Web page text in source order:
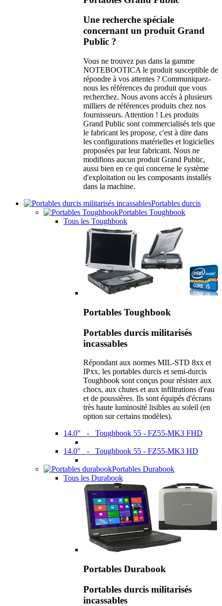
Une recherche spéciale
concernant un produit Grand
Public ?
Vous ne trouvez pas dans la gamme
NOTEBOOTICA le produit susceptible de
répondre à vos attentes ? Communiquez-
nous les références du produit que vous
recherchez. Nous avons accès à plusieurs
milliers de références produits chez nos
fournisseurs. Attention ! Les produits
Grand Public sont commercialisés tels que
le fabricant les propose, c'est à dire dans
les configurations matérielles et logicielles
proposées par leur fabricant. Nous ne
modifions aucun produit Grand Public,
aussi bien en ce qui concerne le système
d'exploitation ou les composants installés
dans la machine.
Portables durcis
Portables Toughbook
Tous les Toughbook
Portables Toughbook
Portables durcis militarisés
incassables
Répondant aux normes MIL-STD 8xx et
IPxx, les portables durcis et semi-durcis
Toughbook sont conçus pour résister aux
chocs, aux chutes et aux infiltrations d'eau
et de poussières. Ils sont équipés d'écrans
très haute luminosité lisibles au soleil (en
option sur certains modèles).
14.0" - Toughbook 55 - FZ55-MK3 FHD
14.0" - Toughbook 55 - FZ55-MK3 HD
Portables Durabook
Tous les Durabook
Portables Durabook
Portables durcis militarisés
incassables